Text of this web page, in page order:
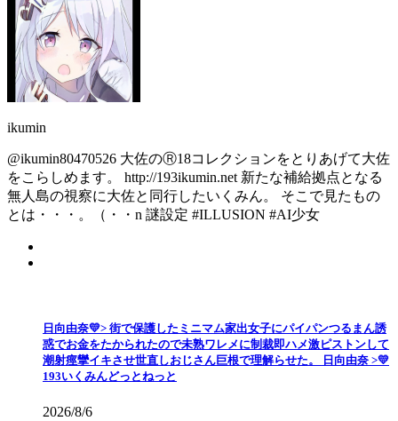
ikumin
@ikumin80470526 大佐のⓇ18コレクションをとりあげて大佐
をこらしめます。 http://193ikumin.net 新たな補給拠点となる
無人島の視察に大佐と同行したいくみん。 そこで見たもの
とは・・・。（・・n 謎設定 #ILLUSION #AI少女
日向由奈💛> 街で保護したミニマム家出女子にパイパンつるまん誘
惑でお金をたかられたので未熟ワレメに制裁即ハメ激ピストンして
潮射痙攣イキさせ世直しおじさん巨根で理解らせた。 日向由奈 >💛
193いくみんどっとねっと
2026/8/6